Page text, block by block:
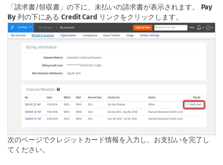
「請求書/領収書」の下に、未払いの請求書が表示されます。 Pay
By列の下にある Credit Card リンクをクリックします。
次のページでクレジットカード情報を入力し、お支払いを完了し
てください。